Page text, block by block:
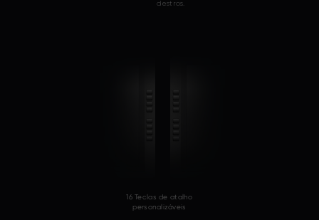
destros.
16 Teclas de atalho
personalizáveis